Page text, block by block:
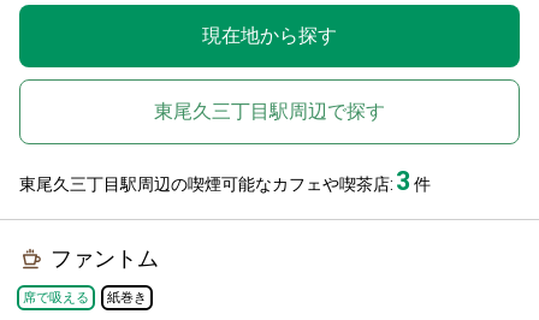
現在地から探す
東尾久三丁目駅周辺で探す
東尾久三丁目駅周辺の喫煙可能なカフェや喫茶店: 3 件
ファントム
席で吸える 紙巻き